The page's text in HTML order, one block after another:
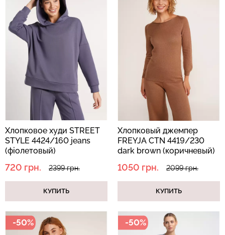
Хлопковое худи STREET
STYLE 4424/160 jeans
(фіолетовый)
720 грн. 2399 грн.
КУПИТЬ
Хлопковый джемпер
FREYJA CTN 4419/230
dark brown (коричневый)
1050 грн. 2099 грн.
КУПИТЬ
-50% -50%